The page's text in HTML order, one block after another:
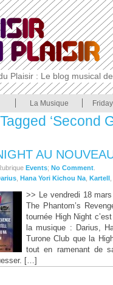
Plaisir : Le blog musical
La Musique
‘Second
AU
Events; No Comment
Hana Yori Kichou Na Kartell
>> Le vendredi 18
The Phantom’s
tournée High Night
la musique : Darius,
Turone Club que la
tout en ramenant de
[…]